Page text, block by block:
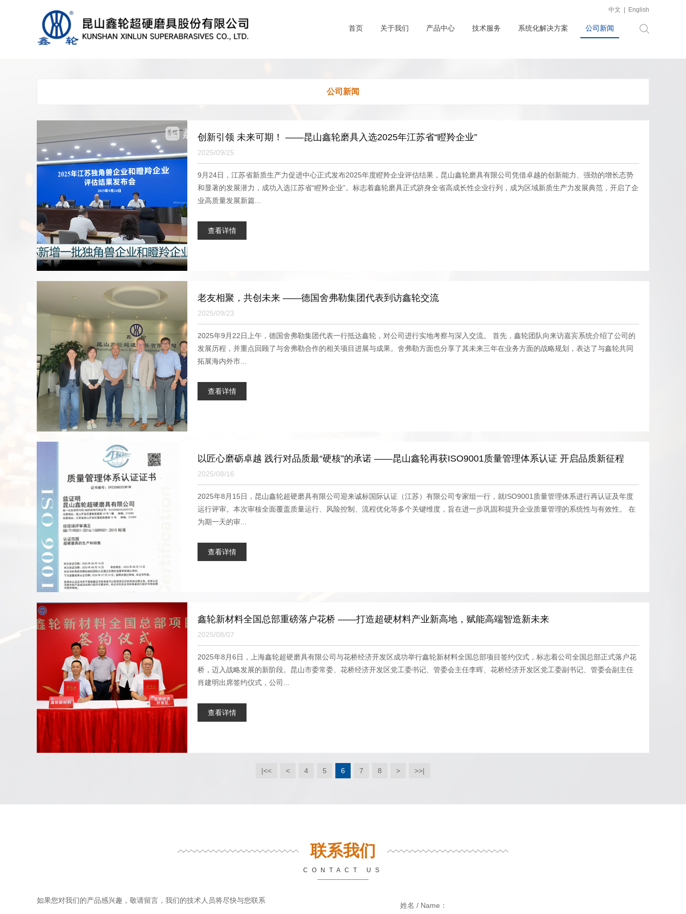
中文 English
首页 关于我们 产品中心 技术服务 系统化解决方案 公司新闻
公司新闻
创新引领 未来可期！ ——昆山鑫轮磨具入选2025年江苏省“瞪羚企业”
2025/09/25
9月24日，江苏省新质生产力促进中心正式发布2025年度瞪羚企业评估结果，昆山鑫轮磨具有限公司凭借卓越的创新能力、强劲的增长态势
和显著的发展潜力，成功入选江苏省“瞪羚企业”。标志着鑫轮磨具正式跻身全省高成长性企业行列，成为区域新质生产力发展典范，开启了企
业高质量发展新篇...
查看详情
老友相聚，共创未来 ——德国舍弗勒集团代表到访鑫轮交流
2025/09/23
2025年9月22日上午，德国舍弗勒集团代表一行抵达鑫轮，对公司进行实地考察与深入交流。 首先，鑫轮团队向来访嘉宾系统介绍了公司的
发展历程，并重点回顾了与舍弗勒合作的相关项目进展与成果。舍弗勒方面也分享了其未来三年在业务方面的战略规划，表达了与鑫轮共同
拓展海内外市...
查看详情
以匠心磨砺卓越 践行对品质最“硬核”的承诺 ——昆山鑫轮再获ISO9001质量管理体系认证 开启品质新征程
2025/08/16
2025年8月15日，昆山鑫轮超硬磨具有限公司迎来诚标国际认证（江苏）有限公司专家组一行，就ISO9001质量管理体系进行再认证及年度
运行评审。本次审核全面覆盖质量运行、风险控制、流程优化等多个关键维度，旨在进一步巩固和提升企业质量管理的系统性与有效性。 在
为期一天的审...
查看详情
鑫轮新材料全国总部重磅落户花桥 ——打造超硬材料产业新高地，赋能高端智造新未来
2025/08/07
2025年8月6日，上海鑫轮超硬磨具有限公司与花桥经济开发区成功举行鑫轮新材料全国总部项目签约仪式，标志着公司全国总部正式落户花
桥，迈入战略发展的新阶段。昆山市委常委、花桥经济开发区党工委书记、管委会主任李晖、花桥经济开发区党工委副书记、管委会副主任
肖建明出席签约仪式，公司...
查看详情
|<< < 4 5 6 7 8 > >>|
联系我们
CONTACT US
如果您对我们的产品感兴趣，敬请留言，我们的技术人员将尽快与您联系
姓名 / Name：